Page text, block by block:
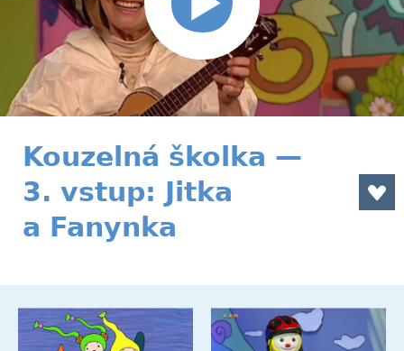
Kouzelná školka —
3. vstup: Jitka
a Fanynka